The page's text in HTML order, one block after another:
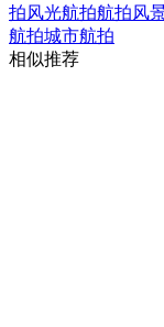
拍风光航拍航拍风
航拍城市航拍
相似推荐